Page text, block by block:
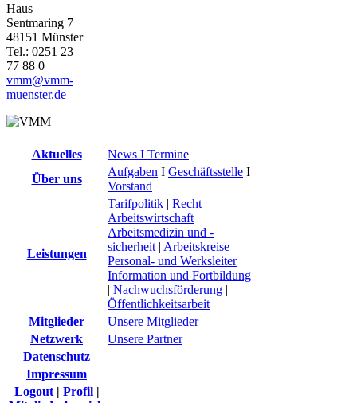
Haus
Sentmaring 7
48151 Münster
Tel.: 0251 23
77 88 0
vmm@vmm-
muenster.de
Aktuelles
News I Termine
Über uns
Aufgaben I Geschäftsstelle I
Vorstand
Leistungen
Tarifpolitik | Recht |
Arbeitswirtschaft |
Arbeitsmedizin und -
sicherheit | Arbeitskreise
Personal- und Werksleiter|
Information und Fortbildung
| Nachwuchsförderung |
Öffentlichkeitsarbeit
Mitglieder
Unsere Mitglieder
Netzwerk
Unsere Partner
Datenschutz
Impressum
Logout| Profil|